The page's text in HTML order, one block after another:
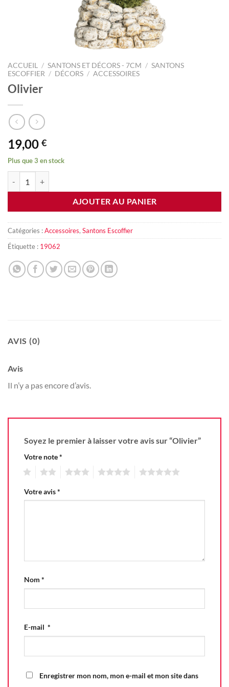
ACCUEIL / SANTONS ET DÉCORS - 7CM / SANTONS
ESCOFFIER / DÉCORS / ACCESSOIRES
Olivier
19,00 €
Plus que 3 en stock
AJOUTER AU PANIER
Catégories :Accessoires, Santons Escoffier
Étiquette : 19062
AVIS (0)
Avis
Il n’y a pas encore d’avis.
Soyez le premier à laisser votre avis sur “Olivier”
Votre note*
Votre avis*
Nom *
E-mail *
Enregistrer mon nom, mon e-mail et mon site dans